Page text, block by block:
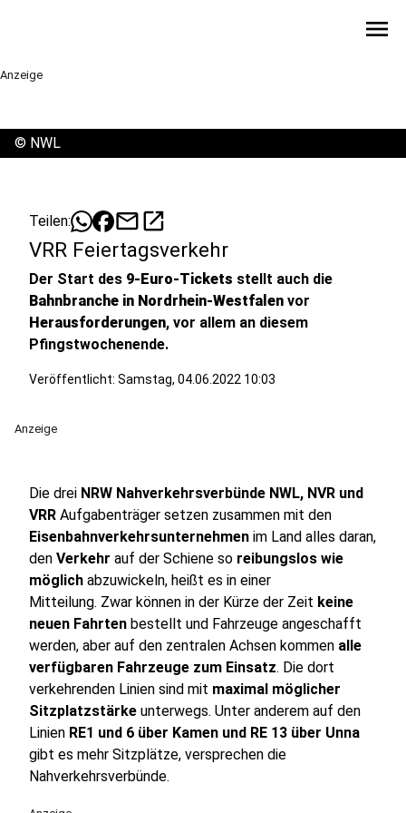
menu
Anzeige
© NWL
Teilen: mailopen_in_new
VRR Feiertagsverkehr
Der Start des 9-Euro-Tickets stellt auch die
Bahnbranche in Nordrhein-Westfalen vor
Herausforderungen, vor allem an diesem
Pfingstwochenende.
Veröffentlicht: Samstag, 04.06.2022 10:03
Anzeige
Die drei NRW Nahverkehrsverbünde NWL, NVR und
VRR Aufgabenträger setzen zusammen mit den
Eisenbahnverkehrsunternehmen im Land alles daran,
den Verkehr auf der Schiene so reibungslos wie
möglich abzuwickeln, heißt es in einer
Mitteilung. Zwar können in der Kürze der Zeit keine
neuen Fahrten bestellt und Fahrzeuge angeschafft
werden, aber auf den zentralen Achsen kommen alle
verfügbaren Fahrzeuge zum Einsatz. Die dort
verkehrenden Linien sind mit maximal möglicher
Sitzplatzstärke unterwegs. Unter anderem auf den
Linien RE1 und 6 über Kamen und RE 13 über Unna
gibt es mehr Sitzplätze, versprechen die
Nahverkehrsverbünde.